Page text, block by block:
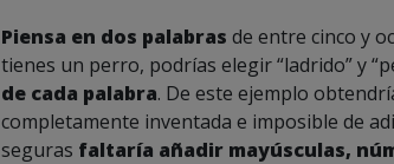
Piensa en dos palabras de entre cinco y
tienes un perro, podrías elegir “ladrido” y
de cada palabra. De este ejemplo
completamente inventada e imposible de
seguras faltaría añadir mayúsculas,